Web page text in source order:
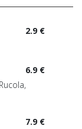
2.9 €
6.9 €
7.9 €